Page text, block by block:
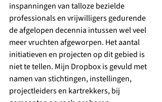
inspanningen van talloze bezielde
professionals en vrijwilligers gedurende
de afgelopen decennia intussen wel veel
meer vruchten afgeworpen. Het aantal
initiatieven en projecten op dit gebied is
niet te tellen. Mijn Dropbox is gevuld met
namen van stichtingen, instellingen,
projectleiders en kartrekkers, bij